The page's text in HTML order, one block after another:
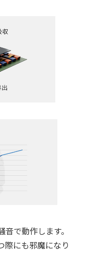
で動作します。
際にも邪魔になり